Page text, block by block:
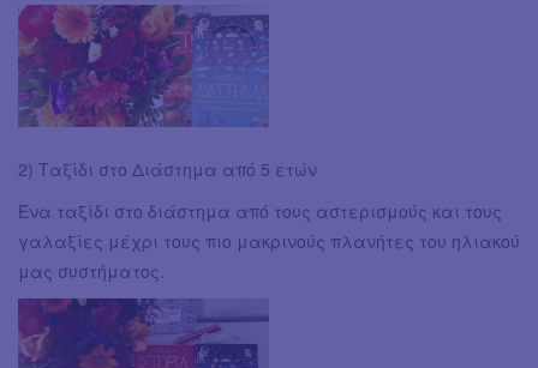
2) Ταξίδι στο Διάστημα από 5 ετών
Ένα ταξίδι στο διάστημα από τους αστερισμούς και τους
γαλαξίες μέχρι τους πιο μακρινούς πλανήτες του ηλιακού
μας συστήματος.